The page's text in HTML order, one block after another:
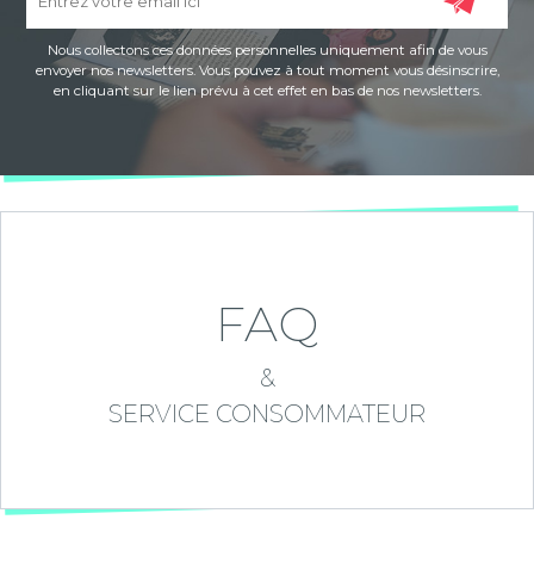
Nous collectons ces données personnelles uniquement afin de vous
envoyer nos newsletters. Vous pouvez à tout moment vous désinscrire,
en cliquant sur le lien prévu à cet effet en bas de nos newsletters.
FAQ
&
SERVICE CONSOMMATEUR